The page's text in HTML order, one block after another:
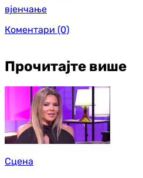
вјенчање
Коментари (0)
Прочитајте више
Сцена